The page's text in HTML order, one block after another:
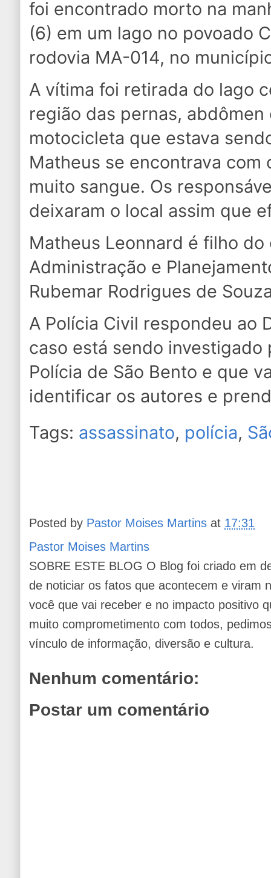
foi encontrado morto na
(6) em um lago no povoado
rodovia MA-014, no
A vítima foi retirada do lago
região das pernas,
motocicleta que estava
Matheus se encontrava com
muito sangue. Os
deixaram o local assim que
Matheus Leonnard é filho
Administração e
Rubemar Rodrigues de
A Polícia Civil respondeu ao
caso está sendo investigado
Polícia de São Bento e que
identificar os autores e
Tags: assassinato, polícia,
Posted by Pastor Moises Martins at 17:31
Pastor Moises Martins
SOBRE ESTE BLOG O Blog foi criado em
de noticiar os fatos que acontecem e viram
você que vai receber e no impacto positivo
muito comprometimento com todos,
vínculo de informação, diversão e cultura.
Nenhum comentário:
Postar um comentário